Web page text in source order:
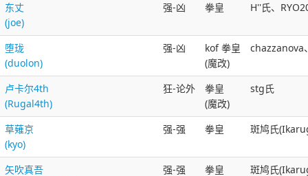
东丈
(joe)
强-凶 拳皇 H''氏、
堕珑
(duolon)
强-凶
kof 拳皇
(魔改)
chazzanova
卢卡尔4th
(Rugal4th)
狂-论外
拳皇
(魔改)
stg氏
草薙京
(kyo)
强-强 拳皇 斑鸠氏
矢吹真吾
强-强 拳皇 斑鸠氏